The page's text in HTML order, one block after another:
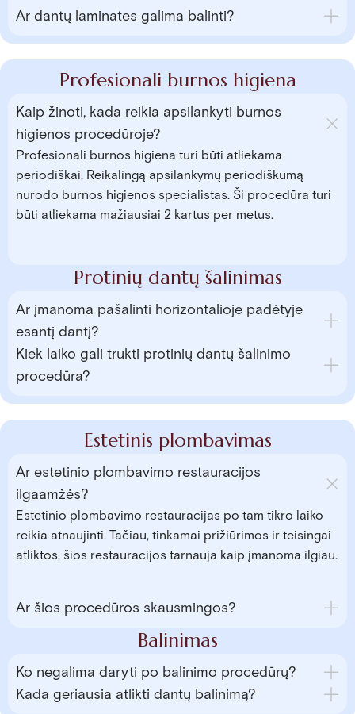
Ar dantų laminates galima balinti?
Profesionali burnos higiena
Kaip žinoti, kada reikia apsilankyti burnos
higienos procedūroje?
Profesionali burnos higiena turi būti atliekama
periodiškai. Reikalingą apsilankymų periodiškumą
nurodo burnos higienos specialistas. Ši procedūra turi
būti atliekama mažiausiai 2 kartus per metus.
Protinių dantų šalinimas
Ar įmanoma pašalinti horizontalioje padėtyje
esantį dantį?
Kiek laiko gali trukti protinių dantų šalinimo
procedūra?
Estetinis plombavimas
Ar estetinio plombavimo restauracijos
ilgaamžės?
Estetinio plombavimo restauracijas po tam tikro laiko
reikia atnaujinti. Tačiau, tinkamai prižiūrimos ir teisingai
atliktos, šios restauracijos tarnauja kaip įmanoma ilgiau.
Ar šios procedūros skausmingos?
Balinimas
Ko negalima daryti po balinimo procedūrų?
Kada geriausia atlikti dantų balinimą?